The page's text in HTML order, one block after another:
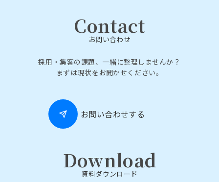
Contact
お問い合わせ
採用・集客の課題、一緒に整理しませんか？
まずは現状をお聞かせください。
お問い合わせする
Download
資料ダウンロード